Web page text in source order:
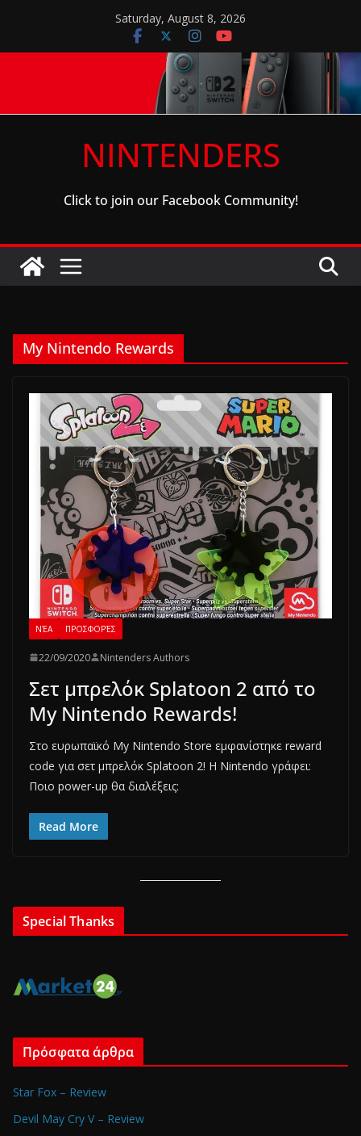
content
Saturday, August 8, 2026
NINTENDERS
Click to join our Facebook Community!
My Nintendo Rewards
ΝΈΑ ΠΡΟΣΦΟΡΈΣ
22/09/2020 Nintenders Authors
Σετ μπρελόκ Splatoon 2 από το
My Nintendo Rewards!
Στο ευρωπαϊκό My Nintendo Store εμφανίστηκε reward
code για σετ μπρελόκ Splatoon 2! Η Nintendo γράφει:
Ποιο power-up θα διαλέξεις:
Read More
Special Thanks
Πρόσφατα άρθρα
Star Fox – Review
Devil May Cry V – Review